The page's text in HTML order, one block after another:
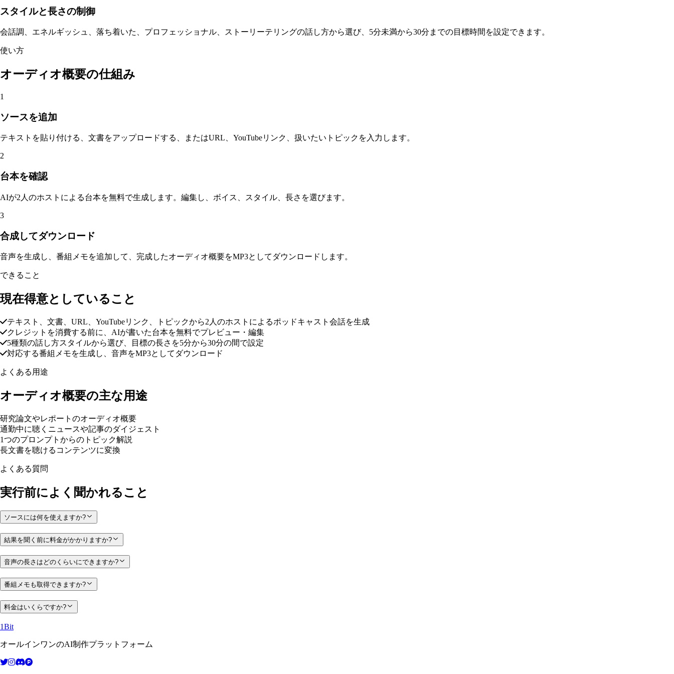
スタイルと長さの制御
会話調、エネルギッシュ、落ち着いた、プロフェッショナル、ストーリーテリングの話し方から選び、5分未満から30分までの目標時間を設定できます。
使い方
オーディオ概要の仕組み
1
ソースを追加
テキストを貼り付ける、文書をアップロードする、またはURL、YouTubeリンク、扱いたいトピックを入力します。
2
台本を確認
AIが2人のホストによる台本を無料で生成します。編集し、ボイス、スタイル、長さを選びます。
3
合成してダウンロード
音声を生成し、番組メモを追加して、完成したオーディオ概要をMP3としてダウンロードします。
できること
現在得意としていること
テキスト、文書、URL、YouTubeリンク、トピックから2人のホストによるポッドキャスト会話を生成
クレジットを消費する前に、AIが書いた台本を無料でプレビュー・編集
5種類の話し方スタイルから選び、目標の長さを5分から30分の間で設定
対応する番組メモを生成し、音声をMP3としてダウンロード
よくある用途
オーディオ概要の主な用途
研究論文やレポートのオーディオ概要
通勤中に聴くニュースや記事のダイジェスト
1つのプロンプトからのトピック解説
長文書を聴けるコンテンツに変換
よくある質問
実行前によく聞かれること
ソースには何を使えますか?
結果を聞く前に料金がかかりますか?
音声の長さはどのくらいにできますか?
番組メモも取得できますか?
料金はいくらですか?
1Bit
オールインワンのAI制作プラットフォーム